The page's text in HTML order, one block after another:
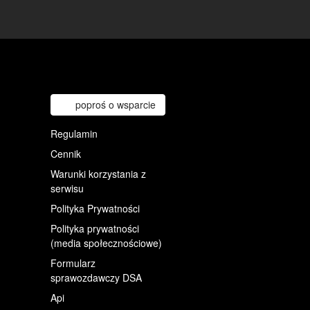
poproś o wsparcie
Regulamin
Cennik
Warunki korzystania z
serwisu
Polityka Prywatności
Polityka prywatności
(media społecznościowe)
Formularz
sprawozdawczy DSA
Api